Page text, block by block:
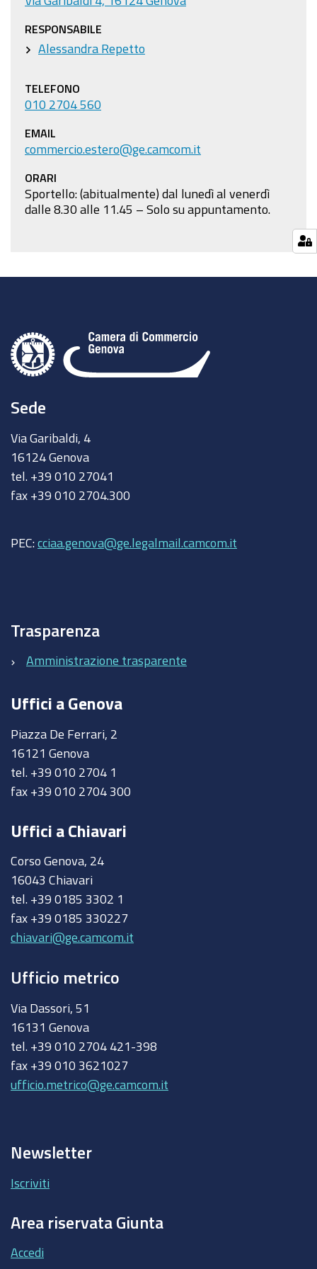
RESPONSABILE
Alessandra Repetto
TELEFONO
010 2704 560
EMAIL
commercio.estero@ge.camcom.it
ORARI
Sportello: (abitualmente) dal lunedì al venerdì
dalle 8.30 alle 11.45 – Solo su appuntamento.
Sede
Via Garibaldi, 4
16124 Genova
tel. +39 010 27041
fax +39 010 2704.300
PEC: cciaa.genova@ge.legalmail.camcom.it
Trasparenza
Amministrazione trasparente
Uffici a Genova
Piazza De Ferrari, 2
16121 Genova
tel. +39 010 2704 1
fax +39 010 2704 300
Uffici a Chiavari
Corso Genova, 24
16043 Chiavari
tel. +39 0185 3302 1
fax +39 0185 330227
chiavari@ge.camcom.it
Ufficio metrico
Via Dassori, 51
16131 Genova
tel. +39 010 2704 421-398
fax +39 010 3621027
ufficio.metrico@ge.camcom.it
Newsletter
Iscriviti
Area riservata Giunta
Accedi